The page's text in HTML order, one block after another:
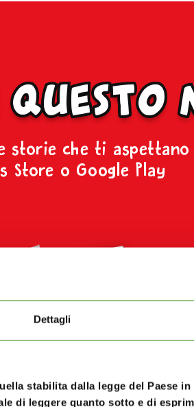
Dettagli
stabilita dalla legge del Paese
di leggere quanto sotto e di
storie che ti aspettano
Store o Google Play